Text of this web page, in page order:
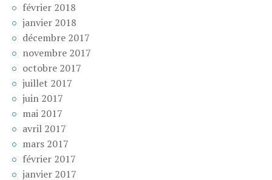
février 2018
janvier 2018
décembre 2017
novembre 2017
octobre 2017
juillet 2017
juin 2017
mai 2017
avril 2017
mars 2017
février 2017
janvier 2017